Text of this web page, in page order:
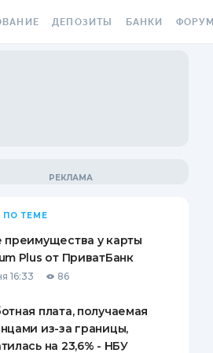
ВИНЬЕТКА
СОТРУДНИКОВ
ОТ
СЛУЧАЕВ
ДЕПОЗИТЫ
ВОПРОСЫ И ОТВЕТЫ
ПУТЕВОДИТЕЛИ ПО
БАНКИ ФОРУМ
ПО ТЕМЕ
преимущества у карты
Plus от ПриватБанк
16:33 86
плата, получаемая
из-за границы,
на 23,6% - НБУ